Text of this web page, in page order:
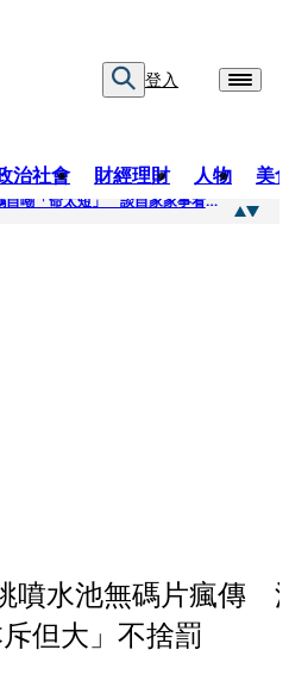
登入
治社會 財經理財 人物 美
二把手終於升官當老大 孫鵬自嘲「命太短」 談自家家事看超開：誰家鍋底沒灰塵
噴水池無碼片瘋傳
但大」不捨罰